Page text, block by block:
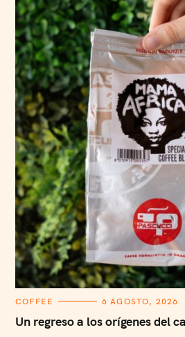
C
T
E
COFFEE 6 AGOSTO, 2026
Un regreso a los orígenes del